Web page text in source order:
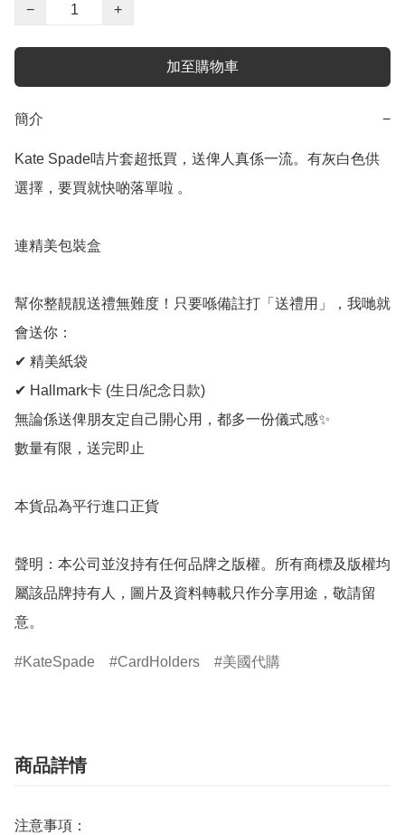
−
+
加至購物車
簡介 −
Kate Spade咭片套超抵買，送俾人真係一流。有灰白色供
選擇，要買就快啲落單啦 。
連精美包裝盒
幫你整靚靚送禮無難度！只要喺備註打「送禮用」，我哋就
會送你：
✔ 精美紙袋
✔ Hallmark卡 (生日/紀念日款)
無論係送俾朋友定自己開心用，都多一份儀式感✨
數量有限，送完即止
本貨品為平行進口正貨
聲明：本公司並沒持有任何品牌之版權。所有商標及版權均
屬該品牌持有人，圖片及資料轉載只作分享用途，敬請留
意。
KateSpade CardHolders 美國代購
商品詳情
注意事項：